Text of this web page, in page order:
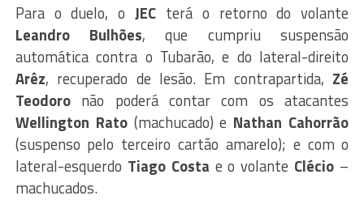
Para o duelo, oJEC terá o retorno do volante
Leandro Bulhões, que cumpriu suspensão
automática contra o Tubarão, e do lateral-direito
Arêz, recuperado de lesão. Em contrapartida, Zé
Teodoronão poderá contar com os atacantes
Wellington Rato(machucado) e Nathan Cahorrão
(suspenso pelo terceiro cartão amarelo); e com o
lateral-esquerdo Tiago Costa e o volante Clécio –
machucados.